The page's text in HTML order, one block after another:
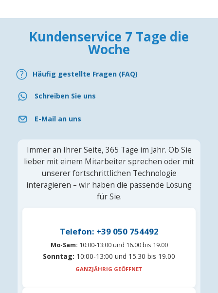
Kundenservice 7 Tage die
Woche
Häufig gestellte Fragen (FAQ)
Schreiben Sie uns
E-Mail an uns
Immer an Ihrer Seite, 365 Tage im Jahr. Ob Sie
lieber mit einem Mitarbeiter sprechen oder mit
unserer fortschrittlichen Technologie
interagieren – wir haben die passende Lösung
für Sie.
Telefon: +39 050 754492
Mo-Sam: 10:00-13:00 und 16.00 bis 19.00
Sonntag: 10:00-13:00 und 15.30 bis 19.00
GANZJÄHRIG GEÖFFNET